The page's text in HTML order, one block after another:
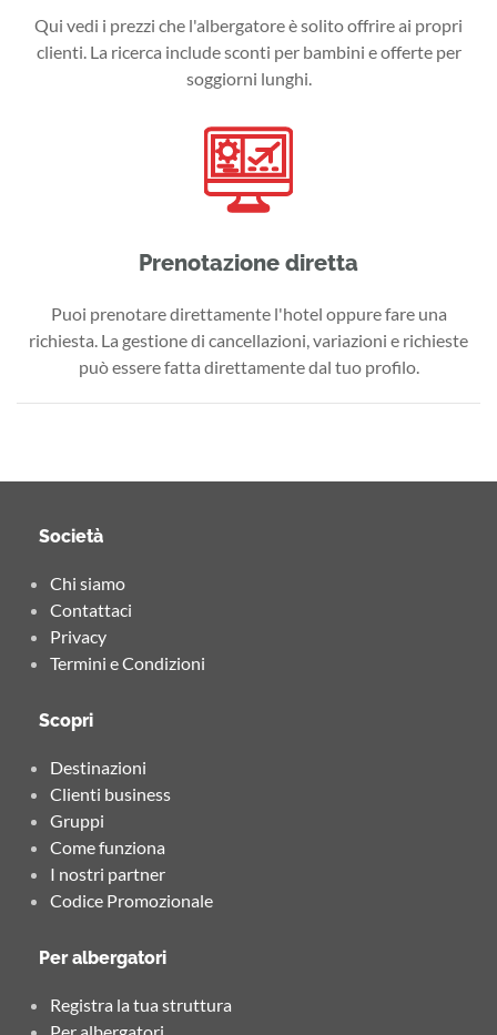
Qui vedi i prezzi che l'albergatore è solito offrire ai propri
clienti. La ricerca include sconti per bambini e offerte per
soggiorni lunghi.
Prenotazione diretta
Puoi prenotare direttamente l'hotel oppure fare una
richiesta. La gestione di cancellazioni, variazioni e richieste
può essere fatta direttamente dal tuo profilo.
Società
Chi siamo
Contattaci
Privacy
Termini e Condizioni
Scopri
Destinazioni
Clienti business
Gruppi
Come funziona
I nostri partner
Codice Promozionale
Per albergatori
Registra la tua struttura
Per albergatori